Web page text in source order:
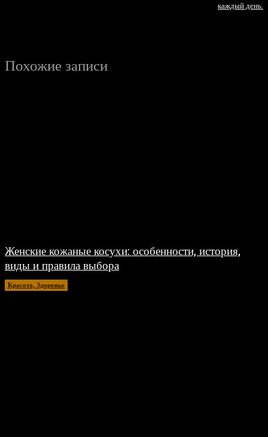
каждый день.
Похожие записи
Женские кожаные косухи: особенности, история,
виды и правила выбора
Красота, Здоровье